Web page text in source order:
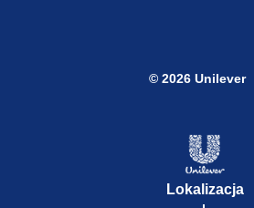
Lokalizacja
© 2026 Unilever